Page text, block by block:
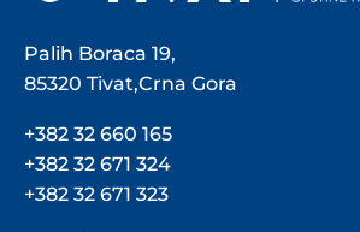
Palih Boraca 19,
85320 Tivat,Crna Gora
+382 32 660 165
+382 32 671 324
+382 32 671 323